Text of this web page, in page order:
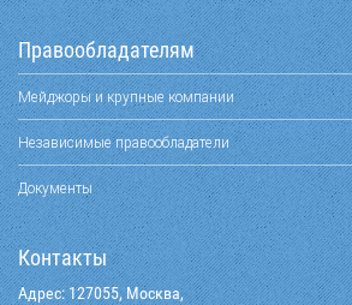
Правообладателям
Мейджоры и крупные компании
Независимые правообладатели
Документы
Контакты
Адрес: 127055, Москва,